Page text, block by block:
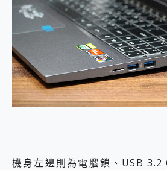
機身左邊則為電腦鎖、USB